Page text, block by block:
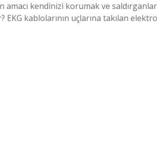
kendinizi korumak ve
kablolarının uçlarına takılan